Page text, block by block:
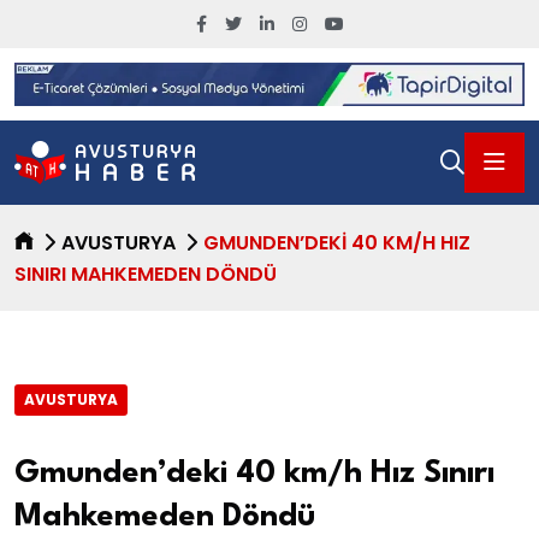
AVUSTURYA
GMUNDEN’DEKI 40 KM/H HIZ
SINIRI MAHKEMEDEN DÖNDÜ
AVUSTURYA
Gmunden’deki 40 km/h Hız Sınırı
Mahkemeden Döndü